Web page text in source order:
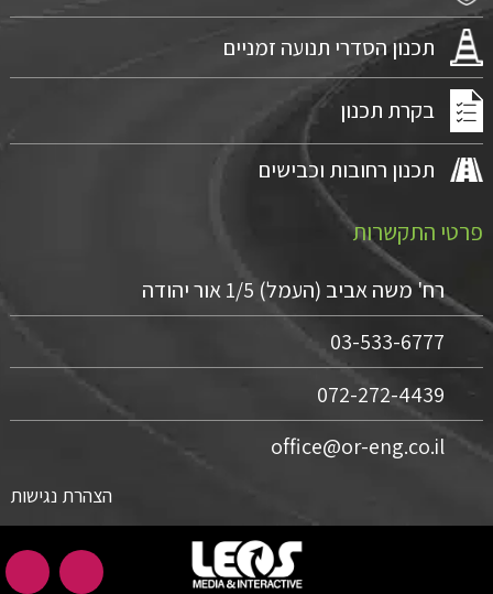
תכנון הסדרי תנועה זמניים
בקרת תכנון
תכנון רחובות וכבישים
פרטי התקשרות
רח' משה אביב (העמל) 1/5 אור יהודה
03-533-6777
072-272-4439
office@or-eng.co.il
הצהרת נגישות